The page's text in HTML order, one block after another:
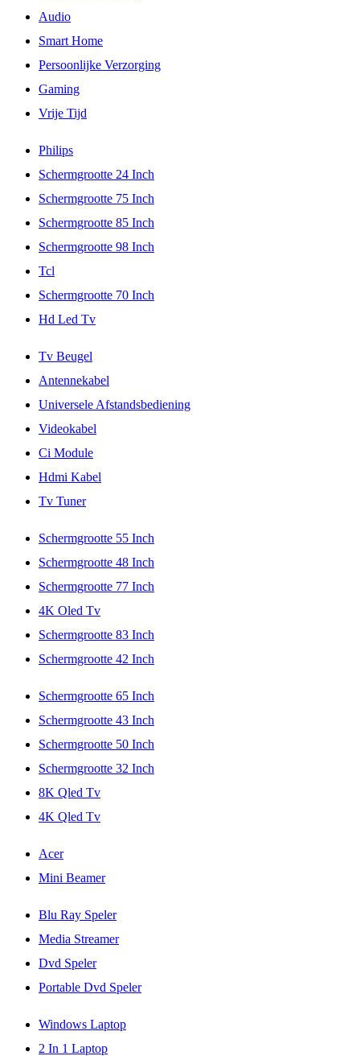
Audio
Smart Home
Persoonlijke Verzorging
Gaming
Vrije Tijd
Philips
Schermgrootte 24 Inch
Schermgrootte 75 Inch
Schermgrootte 85 Inch
Schermgrootte 98 Inch
Tcl
Schermgrootte 70 Inch
Hd Led Tv
Tv Beugel
Antennekabel
Universele Afstandsbediening
Videokabel
Ci Module
Hdmi Kabel
Tv Tuner
Schermgrootte 55 Inch
Schermgrootte 48 Inch
Schermgrootte 77 Inch
4K Oled Tv
Schermgrootte 83 Inch
Schermgrootte 42 Inch
Schermgrootte 65 Inch
Schermgrootte 43 Inch
Schermgrootte 50 Inch
Schermgrootte 32 Inch
8K Qled Tv
4K Qled Tv
Acer
Mini Beamer
Blu Ray Speler
Media Streamer
Dvd Speler
Portable Dvd Speler
Windows Laptop
2 In 1 Laptop